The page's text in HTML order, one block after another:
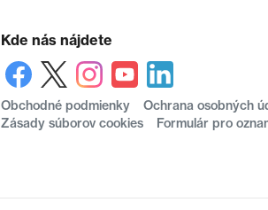
Kde nás nájdete
Obchodné podmienky
Ochrana osobných
Zásady súborov cookies
Formulár pro